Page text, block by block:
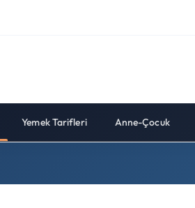
Yemek Tarifleri Anne-Çocuk